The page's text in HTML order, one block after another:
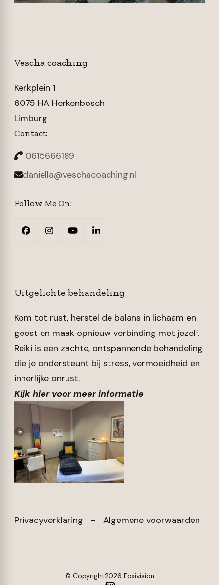
Vescha coaching
Kerkplein 1
6075 HA Herkenbosch
Limburg
Contact:
0615666189
daniella@veschacoaching.nl
Follow Me On:
Uitgelichte behandeling
Kom tot rust, herstel de balans in lichaam en
geest en maak opnieuw verbinding met jezelf.
Reiki is een zachte, ontspannende behandeling
die je ondersteunt bij stress, vermoeidheid en
innerlijke onrust.
Kijk hier voor meer informatie
Privacyverklaring – Algemene voorwaarden
© Copyright2026 Foxivision